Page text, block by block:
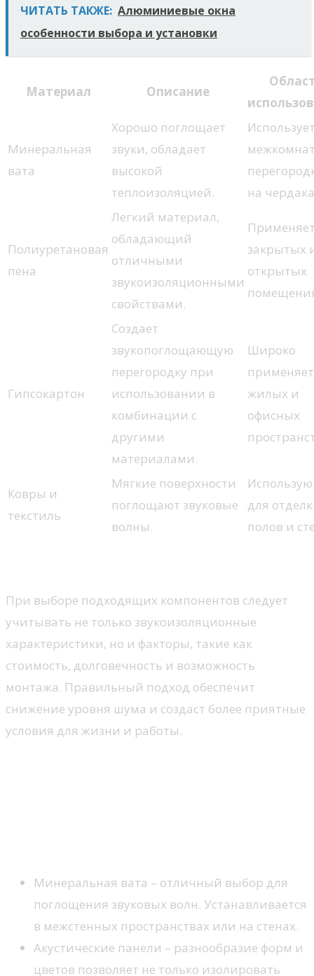
ЧИТАТЬ ТАКЖЕ: Алюминиевые окна
особенности выбора и установки
Материал Описание
Минеральная
вата
Хорошо поглощает
звуки, обладает
высокой
теплоизоляцией.
на
Полиуретановая
пена
Легкий материал,
обладающий
отличными
звукоизоляционными
свойствами.
закрытых
открытых
Гипсокартон
Создает
звукопоглощающую
перегородку при
использовании в
комбинации с
другими
материалами.
Широко
жилых и
офисных
Ковры и
текстиль
Мягкие поверхности
поглощают звуковые
волны.
для
полов и
При выборе подходящих компонентов следует
учитывать не только звукоизоляционные
характеристики, но и факторы, такие как
стоимость, долговечность и возможность
монтажа. Правильный подход обеспечит
снижение уровня шума и создаст более приятные
условия для жизни и работы.
Минеральная вата – отличный выбор для
поглощения звуковых волн. Устанавливается
в межстенных пространствах или на стенах.
Акустические панели – разнообразие форм и
цветов позволяет не только изолировать